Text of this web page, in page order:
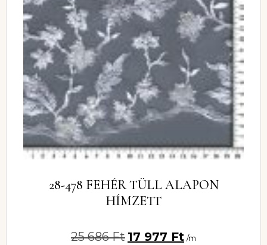
28-478 FEHÉR TÜLL ALAPON
HÍMZETT
25 686Ft 17 977 Ft /m